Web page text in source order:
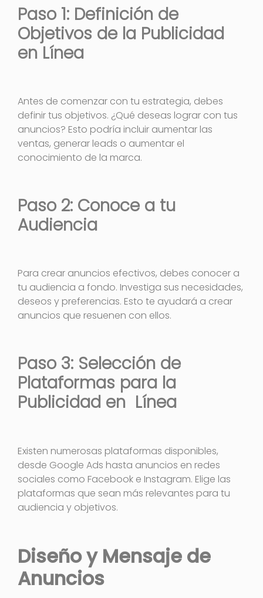
Paso 1: Definición de
Objetivos de la Publicidad
en Línea
Antes de comenzar con tu estrategia, debes
definir tus objetivos. ¿Qué deseas lograr con tus
anuncios? Esto podría incluir aumentar las
ventas, generar leads o aumentar el
conocimiento de la marca.
Paso 2: Conoce a tu
Audiencia
Para crear anuncios efectivos, debes conocer a
tu audiencia a fondo. Investiga sus necesidades,
deseos y preferencias. Esto te ayudará a crear
anuncios que resuenen con ellos.
Paso 3: Selección de
Plataformas para la
Publicidad en Línea
Existen numerosas plataformas disponibles,
desde Google Ads hasta anuncios en redes
sociales como Facebook e Instagram. Elige las
plataformas que sean más relevantes para tu
audiencia y objetivos.
Diseño y Mensaje de
Anuncios